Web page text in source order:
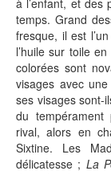
à l’enfant, et des
temps. Grand
fresque, il est
l’huile sur toile
colorées sont
visages avec
ses visages sont-
du tempérament
rival, alors en
Sixtine. Les
délicatesse ; La